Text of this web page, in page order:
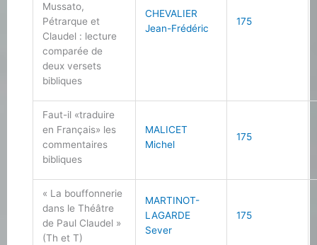
Mussato,
Pétrarque et
Claudel : lecture
comparée de
deux versets
bibliques
CHEVALIER
Jean-Frédéric
175
Faut-il «traduire
en Français» les
commentaires
bibliques
MALICET
Michel
175
« La bouffonnerie
dans le Théâtre
de Paul Claudel »
(Th et T)
MARTINOT-
LAGARDE
Sever
175